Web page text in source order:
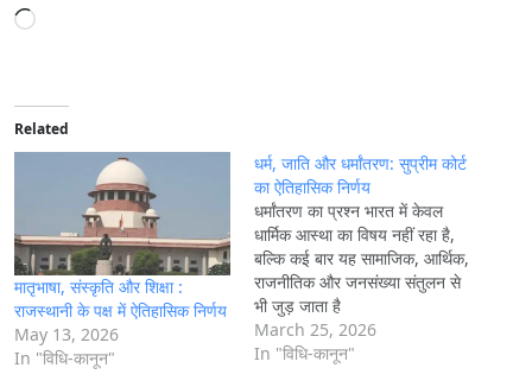
L
d
i
n
Related
मातृभाषा, संस्कृति और शिक्षा :
राजस्थानी के पक्ष में ऐतिहासिक निर्णय
May 13, 2026
In "विधि-कानून"
धर्म, जाति और धर्मांतरण: सुप्रीम कोर्ट
का ऐतिहासिक निर्णय
धर्मांतरण का प्रश्न भारत में केवल
धार्मिक आस्था का विषय नहीं रहा है,
बल्कि कई बार यह सामाजिक, आर्थिक,
राजनीतिक और जनसंख्या संतुलन से
भी जुड़ जाता है
March 25, 2026
In "विधि-कानून"